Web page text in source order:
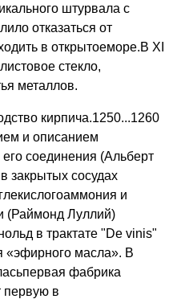
штурвала с
отказаться от
в открытоеморе.В XI
стекло,
металлов.
кирпича.1250...1260
и описанием
соединения (Альберт
закрытых сосудах
и
(Раймонд Луллий)
в трактате "De vinis"
«эфирного масла». В
фабрика
первую в